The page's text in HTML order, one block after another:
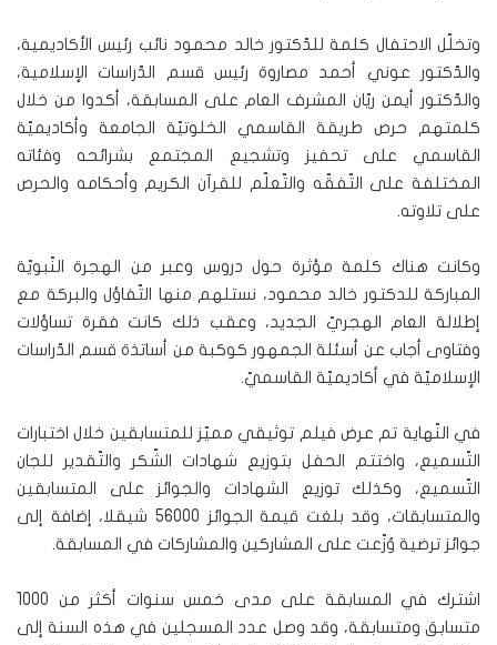
وتخلّل الاحتفال كلمة للدّكتور خالد محمود نائب رئيس الأكاديمية،
والدّكتور عوني أحمد مصاروة رئيس قسم الدّراسات الإسلامية،
والدّكتور أيمن ريّان المشرف العام على المسابقة، أكدوا من خلال
كلمتهم حرص طريقة القاسمي الخلوتيّة الجامعة وأكاديميّة
القاسمي على تحفيز وتشجيع المجتمع بشرائحه وفئاته
المختلفة على التّفقّه والتّعلّم للقرآن الكريم وأحكامه والحرص
على تلاوته.
وكانت هناك كلمة مؤثرة حول دروس وعبر من الهجرة النّبويّة
المباركة للدكتور خالد محمود، نستلهم منها التّفاؤل والبركة مع
إطلالة العام الهجريّ الجديد، وعقب ذلك كانت فقرة تساؤلات
وفتاوى أجاب عن أسئلة الجمهور كوكبة من أساتذة قسم الدّراسات
الإسلاميّة في أكاديميّة القاسميّ.
في النّهاية تم عرض فيلم توثيقي مميّز للمتسابقين خلال اختبارات
التّسميع، واختتم الحفل بتوزيع شهادات الشّكر والتّقدير للجان
التّسميع، وكذلك توزيع الشهادات والجوائز على المتسابقين
والمتسابقات، وقد بلغت قيمة الجوائز 56000 شيقلا، إضافة إلى
جوائز ترضية وُزّعت على المشاركين والمشاركات في المسابقة.
اشترك في المسابقة على مدى خمس سنوات أكثر من 1000
متسابق ومتسابقة، وقد وصل عدد المسجلين في هذه السنة إلى